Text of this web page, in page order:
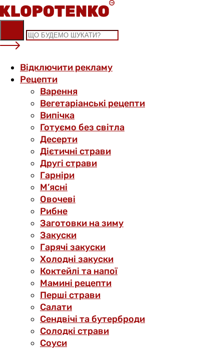
Skip
to
content
Відключити рекламу
Рецепти
Варення
Вегетаріанські рецепти
Випічка
Готуємо без світла
Десерти
Дієтичні страви
Другі страви
Гарніри
М’ясні
Овочеві
Рибне
Заготовки на зиму
Закуски
Гарячі закуски
Холодні закуски
Коктейлі та напої
Мамині рецепти
Перші страви
Салати
Сендвічі та бутерброди
Солодкі страви
Соуси